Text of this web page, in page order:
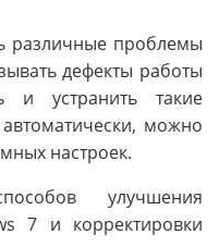
различные проблемы
дефекты работы
и устранить такие
можно
настроек.
улучшения
7 и корректировки